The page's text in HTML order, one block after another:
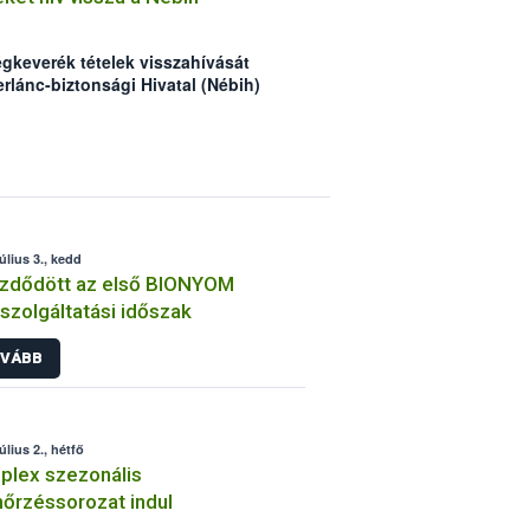
tételek visszahívását
biztonsági Hivatal (Nébih)
vállalkozás a partnereit
termékek forgalomból történő
tájékoztatókat, valamint a
3., kedd
az első BIONYOM
időszak
2., hétfő
szezonális
indul